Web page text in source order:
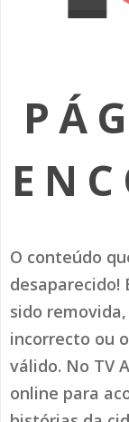
SOMOS
AMADORA
(RE)
HISTÓRIAS
O conteúdo
desaparecido!
sido
incorrecto ou
válido. No TV
online para